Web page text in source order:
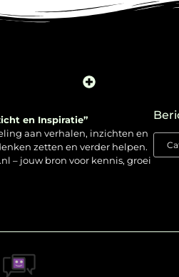
en Inspiratie”
aan verhalen, inzichten en
zetten en verder helpen.
– jouw bron voor kennis, groei